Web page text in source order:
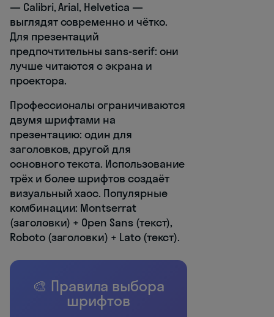
— Calibri, Arial, Helvetica —
выглядят современно и чётко.
Для презентаций
предпочтительны sans-serif: они
лучше читаются с экрана и
проектора.
Профессионалы ограничиваются
двумя шрифтами на
презентацию: один для
заголовков, другой для
основного текста. Использование
трёх и более шрифтов создаёт
визуальный хаос. Популярные
комбинации: Montserrat
(заголовки) + Open Sans (текст),
Roboto (заголовки) + Lato (текст).
🎨 Правила выбора
шрифтов